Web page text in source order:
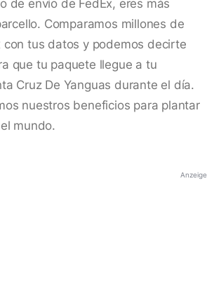
de envío de FedEx, eres más
Comparamos millones de
con tus datos y podemos decirte
que tu paquete llegue a tu
Cruz De Yanguas durante el día.
nuestros beneficios para plantar
mundo.
Anzeige